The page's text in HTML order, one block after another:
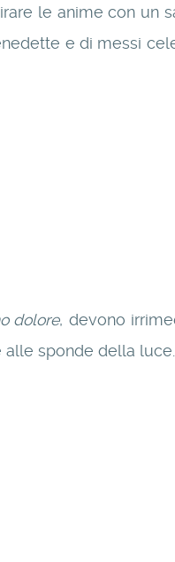
le anime con un
e di messi
dolore, devono
alle sponde della